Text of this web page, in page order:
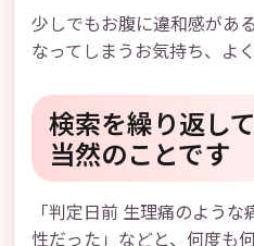
少しでもお腹に違和感があ
なってしまうお気持ち、よ
検索を繰り返し
当然のことです
「判定日前 生理痛のよう
性だった」などと、何度も